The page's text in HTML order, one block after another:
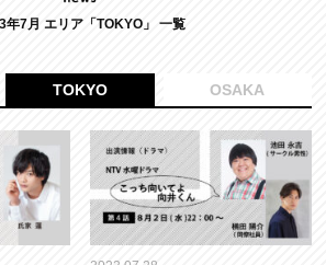
年7月 エリア「TOKYO」 一覧
TOKYO OSAKA